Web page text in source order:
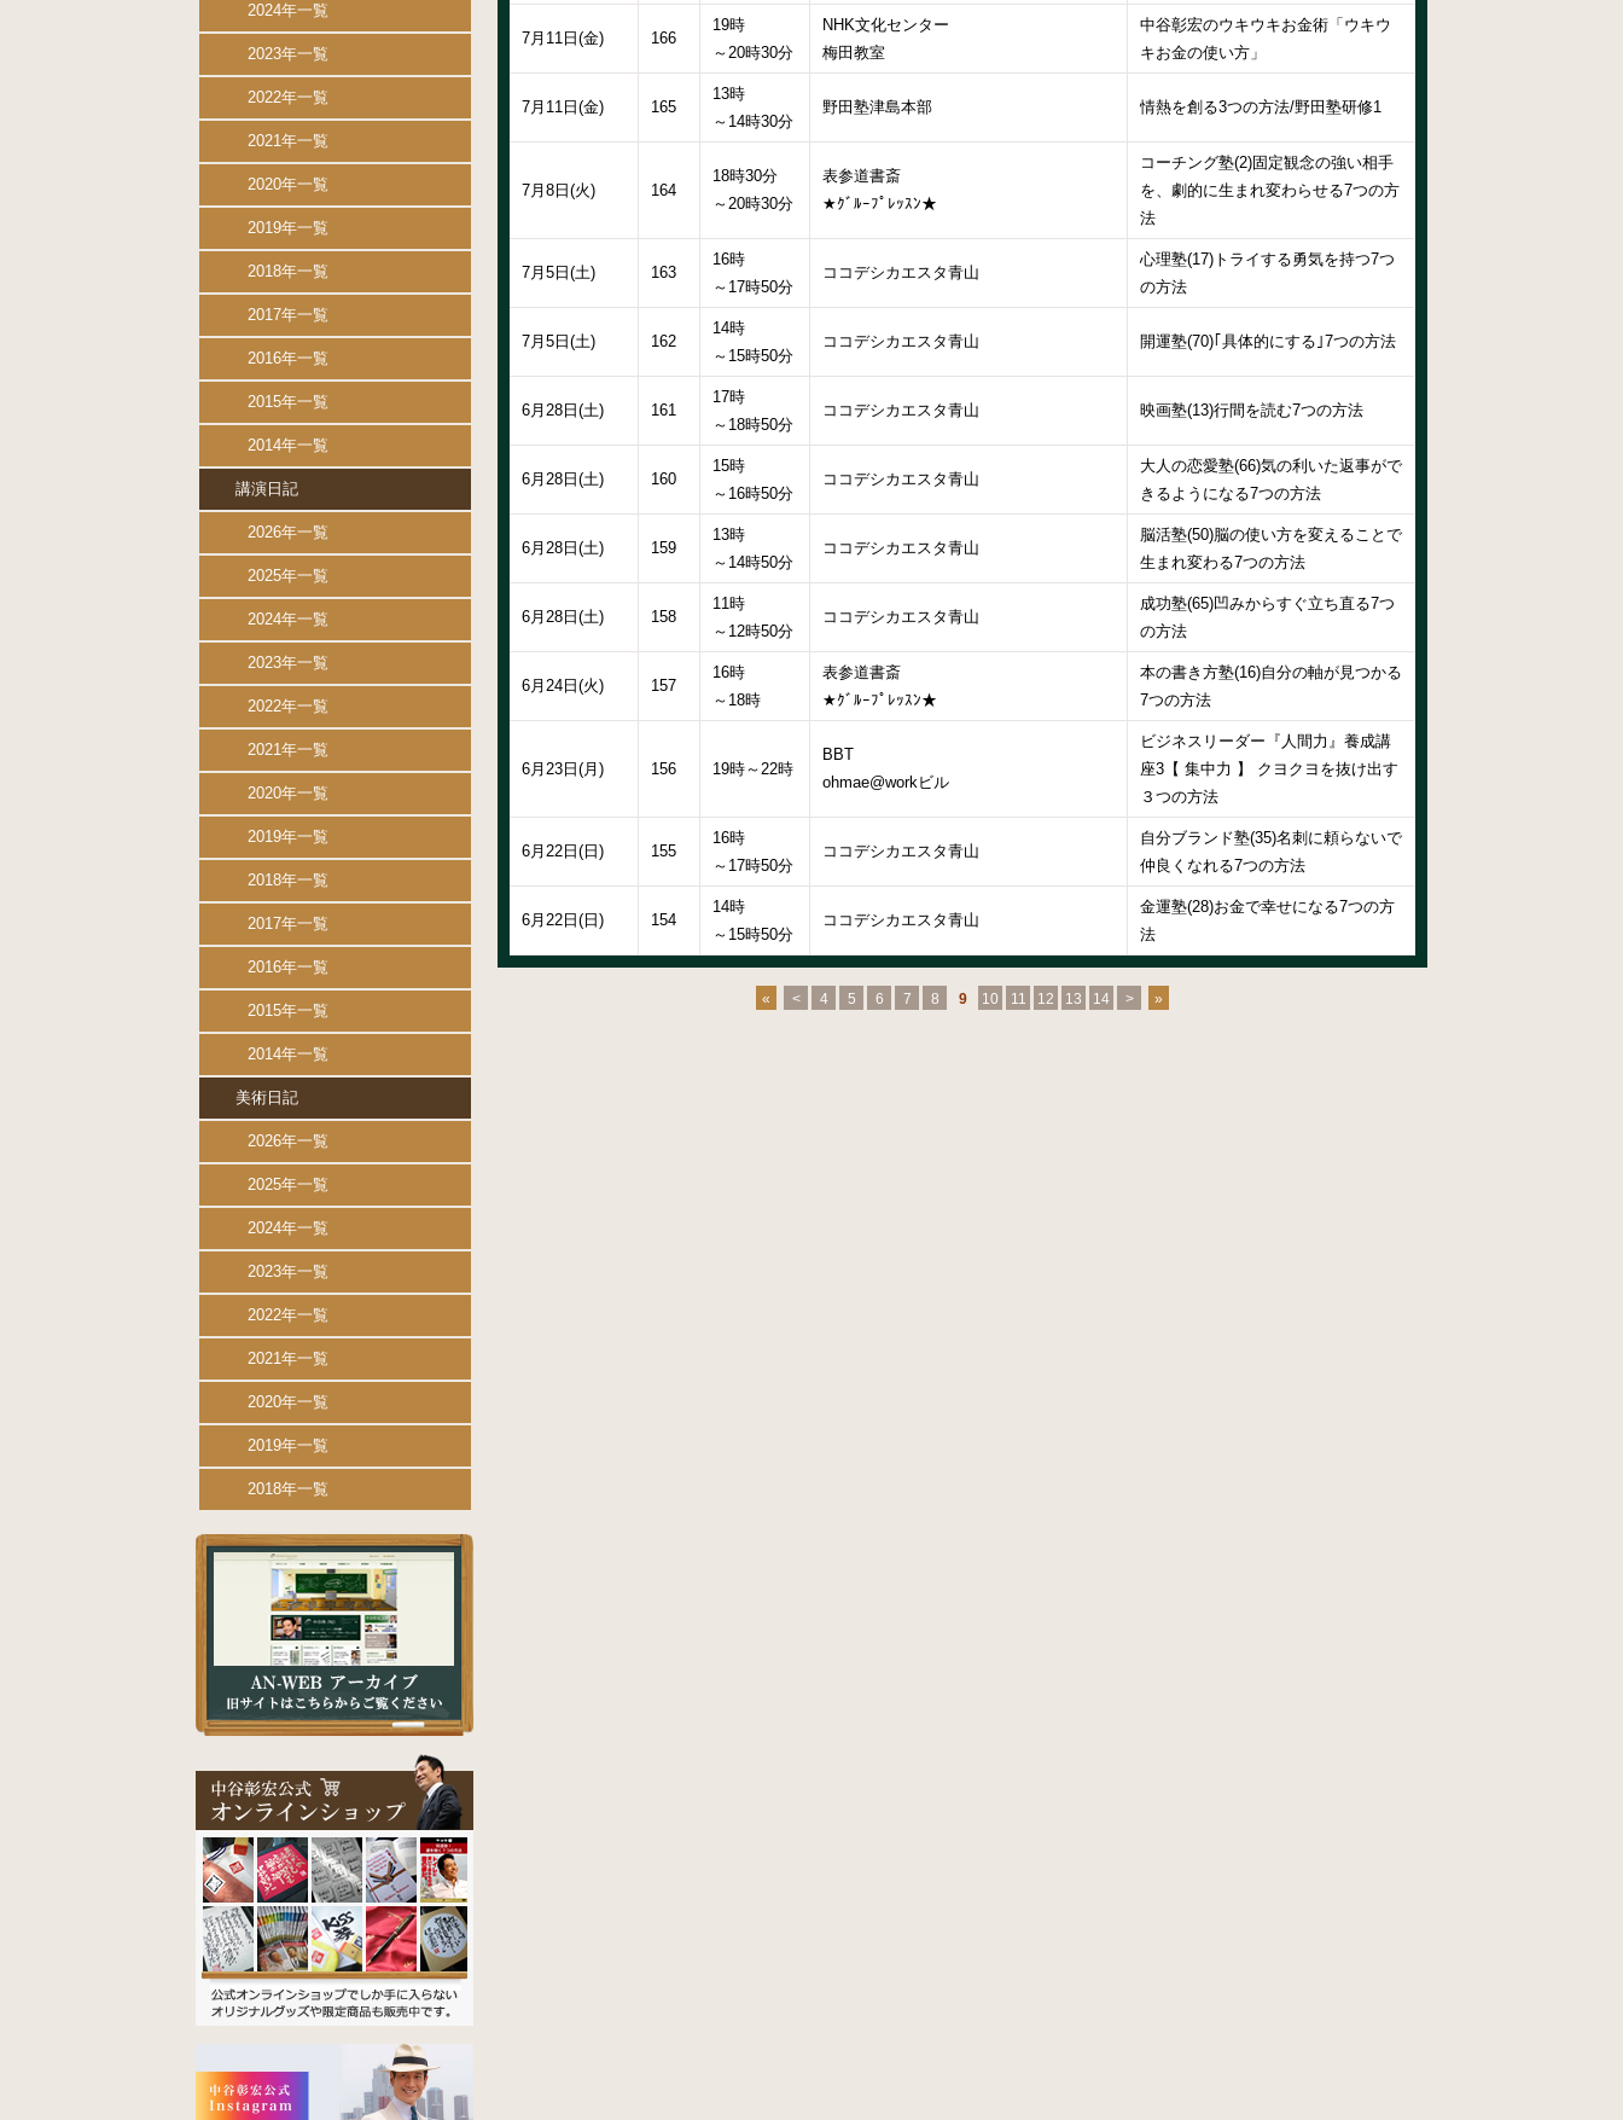
7月11日(金) 166
19時
～20時30分
NHK文化センター
梅田教室
中谷彰宏のウキウキお金術「ウキウ
キお金の使い方」
7月11日(金) 165
13時
～14時30分
野田塾津島本部 情熱を創る3つの方法/野田塾研修1
7月8日(火) 164
18時30分
～20時30分
表参道書斎
★ｸﾞﾙｰﾌﾟﾚｯｽﾝ★
コーチング塾(2)固定観念の強い相手
を、劇的に生まれ変わらせる7つの方
法
7月5日(土) 163
16時
～17時50分
ココデシカエスタ青山
心理塾(17)トライする勇気を持つ7つ
の方法
7月5日(土) 162
14時
～15時50分
ココデシカエスタ青山 開運塾(70)｢具体的にする｣7つの方法
6月28日(土) 161
17時
～18時50分
ココデシカエスタ青山 映画塾(13)行間を読む7つの方法
6月28日(土) 160
15時
～16時50分
ココデシカエスタ青山
大人の恋愛塾(66)気の利いた返事がで
きるようになる7つの方法
6月28日(土) 159
13時
～14時50分
ココデシカエスタ青山
脳活塾(50)脳の使い方を変えることで
生まれ変わる7つの方法
6月28日(土) 158
11時
～12時50分
ココデシカエスタ青山
成功塾(65)凹みからすぐ立ち直る7つ
の方法
6月24日(火) 157
16時
～18時
表参道書斎
★ｸﾞﾙｰﾌﾟﾚｯｽﾝ★
本の書き方塾(16)自分の軸が見つかる
7つの方法
6月23日(月) 156 19時～22時
BBT
ohmae@workビル
ビジネスリーダー『人間力』養成講
座3【 集中力 】 クヨクヨを抜け出す
３つの方法
6月22日(日) 155
16時
～17時50分
ココデシカエスタ青山
自分ブランド塾(35)名刺に頼らないで
仲良くなれる7つの方法
6月22日(日) 154
14時
～15時50分
ココデシカエスタ青山
金運塾(28)お金で幸せになる7つの方
法
« < 4 5 6 7 8 9 10 11 12 13 14 > »
2024年一覧
2023年一覧
2022年一覧
2021年一覧
2020年一覧
2019年一覧
2018年一覧
2017年一覧
2016年一覧
2015年一覧
2014年一覧
講演日記
2026年一覧
2025年一覧
2024年一覧
2023年一覧
2022年一覧
2021年一覧
2020年一覧
2019年一覧
2018年一覧
2017年一覧
2016年一覧
2015年一覧
2014年一覧
美術日記
2026年一覧
2025年一覧
2024年一覧
2023年一覧
2022年一覧
2021年一覧
2020年一覧
2019年一覧
2018年一覧